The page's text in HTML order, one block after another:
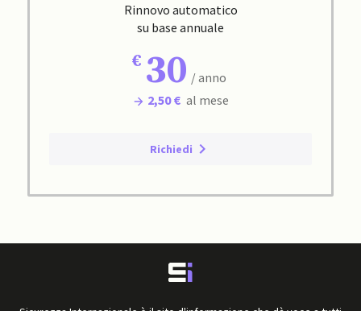
Rinnovo automatico
su base annuale
30 / anno
2,50 € al mese
Richiedi